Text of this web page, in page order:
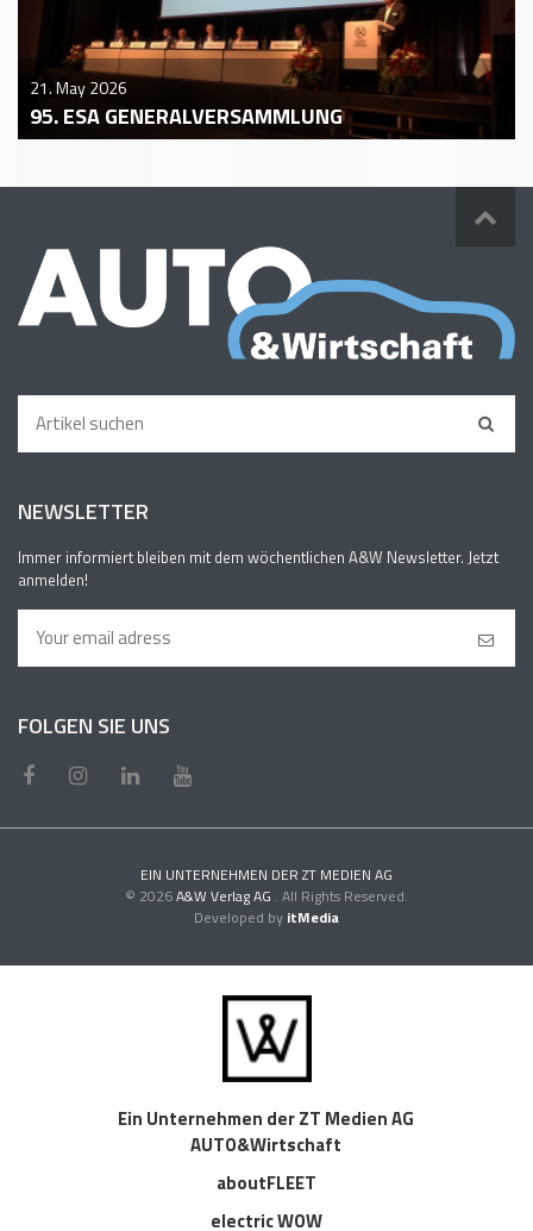
21. May 2026
95. ESA GENERALVERSAMMLUNG
NEWSLETTER
Immer informiert bleiben mit dem wöchentlichen A&W Newsletter. Jetzt
anmelden!
FOLGEN SIE UNS
EIN UNTERNEHMEN DER ZT MEDIEN AG
© 2026A&W Verlag AG . All Rights Reserved.
Developed by itMedia
Ein Unternehmen der ZT Medien AG
AUTO&Wirtschaft
aboutFLEET
electric WOW